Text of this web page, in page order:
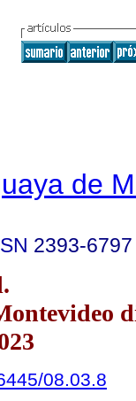
de
2393-6797
08.03.8